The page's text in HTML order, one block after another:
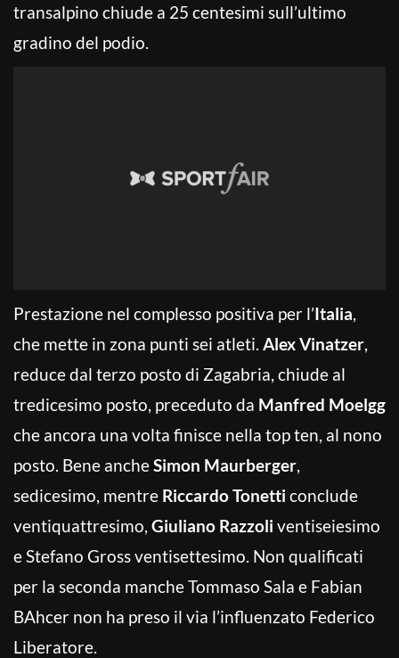
transalpino chiude a 25 centesimi sull’ultimo
gradino del podio.
Prestazione nel complesso positiva per l’Italia,
che mette in zona punti sei atleti. Alex Vinatzer,
reduce dal terzo posto di Zagabria, chiude al
tredicesimo posto, preceduto da Manfred Moelgg
che ancora una volta finisce nella top ten, al nono
posto. Bene ancheSimon Maurberger,
sedicesimo, mentre Riccardo Tonetti conclude
ventiquattresimo, Giuliano Razzoli ventiseiesimo
e Stefano Gross ventisettesimo. Non qualificati
per la seconda manche Tommaso Sala e Fabian
BAhcer non ha preso il via l’influenzato Federico
Liberatore.